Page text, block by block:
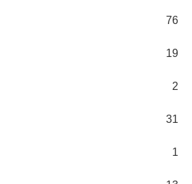
76
19
2
31
1